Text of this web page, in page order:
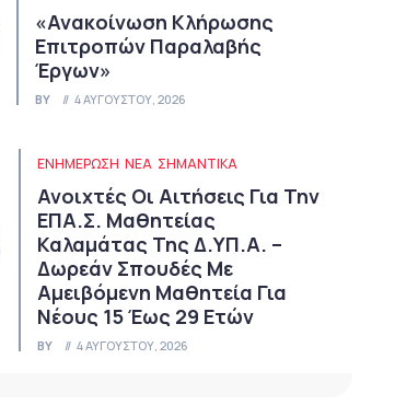
«Ανακοίνωση Κλήρωσης
Επιτροπών Παραλαβής
Έργων»
BY 4 ΑΥΓΟΎΣΤΟΥ, 2026
ΕΝΗΜΕΡΩΣΗ ΝΈΑ ΣΗΜΑΝΤΙΚΆ
Ανοιχτές Οι Αιτήσεις Για Την
ΕΠΑ.Σ. Μαθητείας
Καλαμάτας Της Δ.ΥΠ.Α. –
Δωρεάν Σπουδές Με
Αμειβόμενη Μαθητεία Για
Νέους 15 Έως 29 Ετών
BY 4 ΑΥΓΟΎΣΤΟΥ, 2026